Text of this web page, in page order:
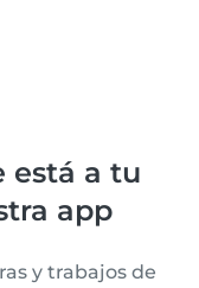
está a tu
app
y trabajos de